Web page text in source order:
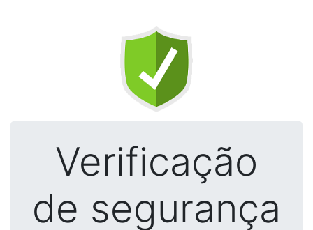
Verificação
de segurança